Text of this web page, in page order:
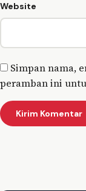
Website
Simpan nama,
peramban ini